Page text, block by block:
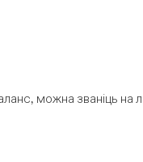
можна званіць на